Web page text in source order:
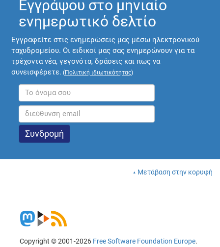
Εγγράψου στο μηνιαίο
ενημερωτικό δελτίο
Εγγραφείτε στις ενημερώσεις μας μέσω ηλεκτρονικού
ταχυδρομείου. Οι ειδικοί μας σας ενημερώνουν για τα
τρέχοντα νέα, γεγονότα, δράσεις και πως να
συνεισφέρετε. (Πολιτική ιδιωτικότητας)
Μετάβαση στην κορυφή
Copyright © 2001-2026 Free Software Foundation Europe.